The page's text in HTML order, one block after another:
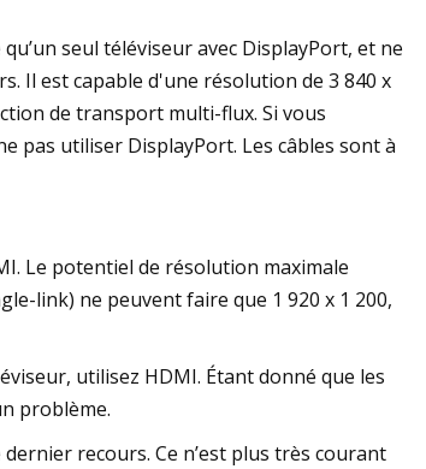
seul téléviseur avec DisplayPort, et ne
Il est capable d'une résolution de 3 840 x
de transport multi-flux. Si vous
pas utiliser DisplayPort. Les câbles sont à
Le potentiel de résolution maximale
link) ne peuvent faire que 1 920 x 1 200,
utilisez HDMI. Étant donné que les
problème.
dernier recours. Ce n’est plus très courant